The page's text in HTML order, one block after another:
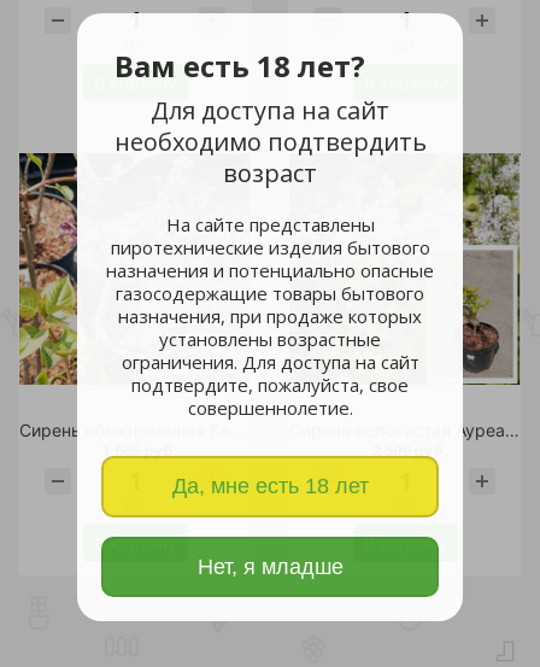
Вам есть 18 лет?
Для доступа на сайт
необходимо подтвердить
возраст
На сайте представлены
пиротехнические изделия бытового
назначения и потенциально опасные
газосодержащие товары бытового
назначения, при продаже которых
установлены возрастные
ограничения. Для доступа на сайт
подтвердите, пожалуйста, свое
совершеннолетие.
Да, мне есть 18 лет
Нет, я младше
В корзину
В корзину
Сирень волосистая Ауреа в горшке 7.5 л 1шт
В корзину